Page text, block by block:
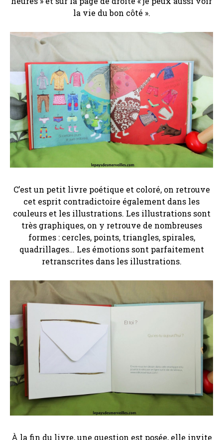
la vie du bon côté ».
C’est un petit livre poétique et coloré, on retrouve
cet esprit contradictoire également dans les
couleurs et les illustrations. Les illustrations sont
très graphiques, on y retrouve de nombreuses
formes : cercles, points, triangles, spirales,
quadrillages… Les émotions sont parfaitement
retranscrites dans les illustrations.
À la fin du livre, une question est posée, elle invite